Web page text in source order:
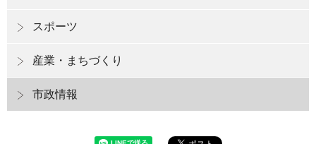
スポーツ
産業・まちづくり
市政情報